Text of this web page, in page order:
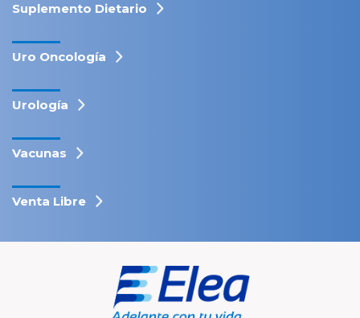
Suplemento Dietario
Uro Oncología
Urología
Vacunas
Venta Libre